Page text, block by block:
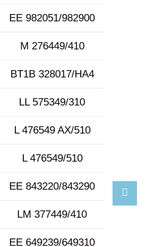
EE 982051/982900
M 276449/410
BT1B 328017/HA4
LL 575349/310
L 476549 AX/510
L 476549/510
EE 843220/843290
LM 377449/410
EE 649239/649310